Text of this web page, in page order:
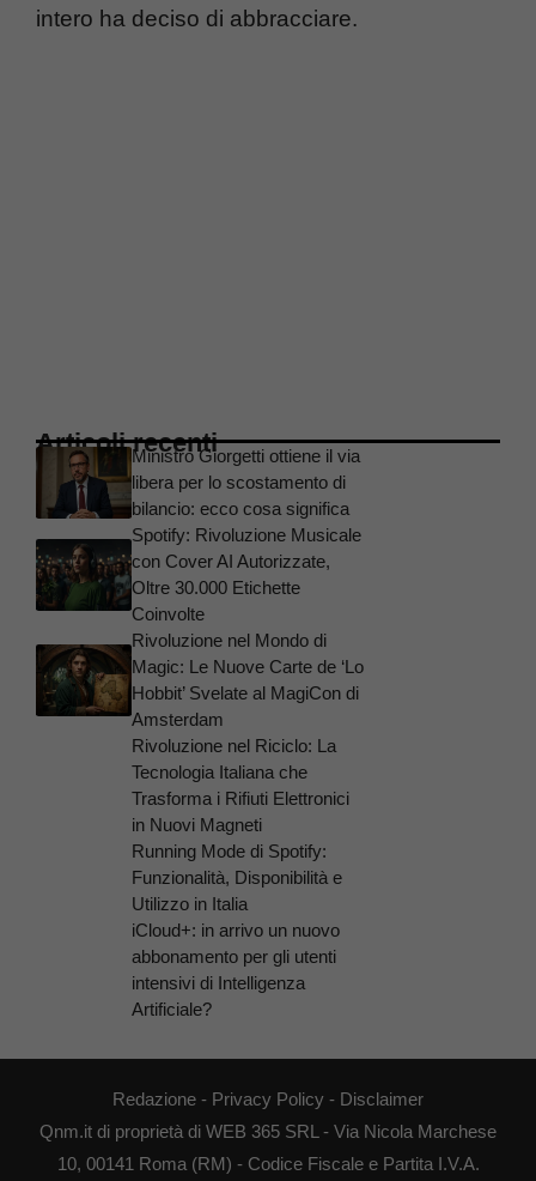
intero ha deciso di abbracciare.
Articoli recentiMinistro Giorgetti ottiene il via
libera per lo scostamento di
bilancio: ecco cosa significa
Spotify: Rivoluzione Musicale
con Cover AI Autorizzate,
Oltre 30.000 Etichette
Coinvolte
Rivoluzione nel Mondo di
Magic: Le Nuove Carte de ‘Lo
Hobbit’ Svelate al MagiCon di
Amsterdam
Rivoluzione nel Riciclo: La
Tecnologia Italiana che
Trasforma i Rifiuti Elettronici
in Nuovi Magneti
Running Mode di Spotify:
Funzionalità, Disponibilità e
Utilizzo in Italia
iCloud+: in arrivo un nuovo
abbonamento per gli utenti
intensivi di Intelligenza
Artificiale?
Redazione - Privacy Policy - Disclaimer
Qnm.it di proprietà di WEB 365 SRL - Via Nicola Marchese
10, 00141 Roma (RM) - Codice Fiscale e Partita I.V.A.